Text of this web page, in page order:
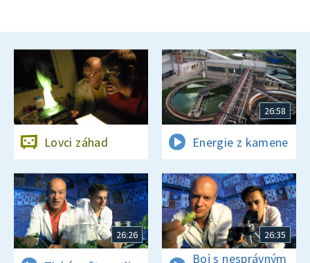
Lovci záhad
26:58
Energie z kamene
26:26 26:35
Boj s nesprávným